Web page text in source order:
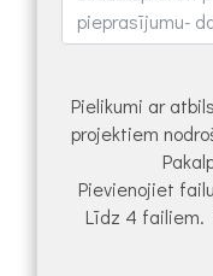
Pielikumi ar
projektiem
Pievienojiet
Līdz 4 failiem.